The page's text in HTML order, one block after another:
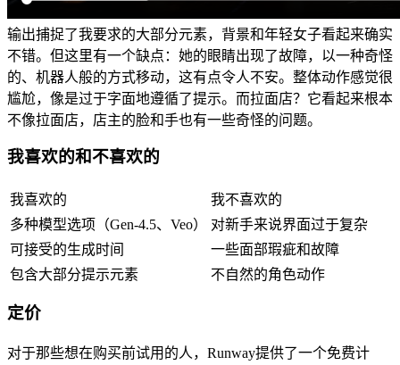
输出捕捉了我要求的大部分元素，背景和年轻女子看起来确实
不错。但这里有一个缺点：她的眼睛出现了故障，以一种奇怪
的、机器人般的方式移动，这有点令人不安。整体动作感觉很
尴尬，像是过于字面地遵循了提示。而拉面店？它看起来根本
不像拉面店，店主的脸和手也有一些奇怪的问题。
我喜欢的和不喜欢的
我喜欢的
我不喜欢的
多种模型选项（Gen-4.5、Veo）
对新手来说界面过于复杂
可接受的生成时间
一些面部瑕疵和故障
包含大部分提示元素
不自然的角色动作
定价
对于那些想在购买前试用的人，Runway提供了一个免费计